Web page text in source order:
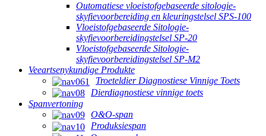
Outomatiese vloeistofgebaseerde sitologie-
skyfievoorbereiding en kleuringstelsel SPS-100
Vloeistofgebaseerde Sitologie-
skyfievoorbereidingstelsel SP-20
Vloeistofgebaseerde Sitologie-
skyfievoorbereidingstelsel SP-M2
Veeartsenykundige Produkte
Troeteldier Diagnostiese Vinnige Toets
Dierdiagnostiese vinnige toets
Spanvertoning
O&O-span
Produksiespan